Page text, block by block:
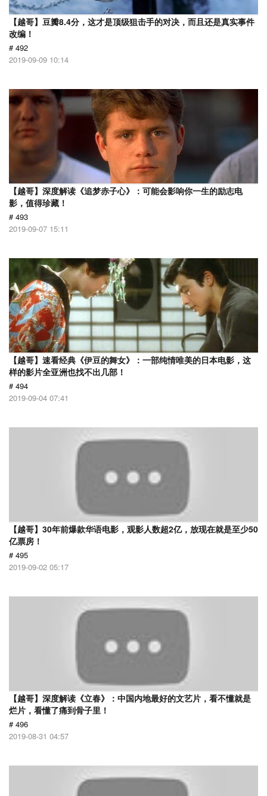
【越哥】豆瓣8.4分，这才是顶级狙击手的对决，而且还是真实事件
改编！
# 492
2019-09-09 10:14
【越哥】深度解读《追梦赤子心》：可能会影响你一生的励志电
影，值得珍藏！
# 493
2019-09-07 15:11
【越哥】速看经典《伊豆的舞女》：一部纯情唯美的日本电影，这
样的影片全亚洲也找不出几部！
# 494
2019-09-04 07:41
【越哥】30年前爆款华语电影，观影人数超2亿，放现在就是至少50
亿票房！
# 495
2019-09-02 05:17
【越哥】深度解读《立春》：中国内地最好的文艺片，看不懂就是
烂片，看懂了痛到骨子里！
# 496
2019-08-31 04:57